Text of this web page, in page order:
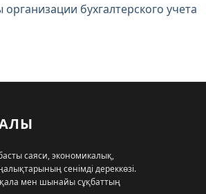
бухгалтерского учета
басты саяси, экономикалық,
сенімді дереккөзі.
мен шынайы сұқбаттың